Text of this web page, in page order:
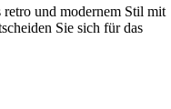
und modernem Stil mit
Sie sich für das